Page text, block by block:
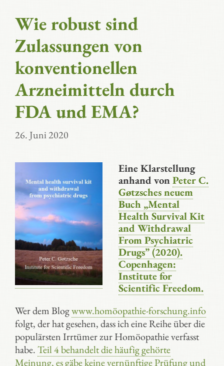
Wie robust sind
Zulassungen von
konventionellen
Arzneimitteln durch
FDA und EMA?
26. Juni 2020
Eine Klarstellung
anhand vonPeter C.
Gøtzsches neuem
Buch „Mental
Health Survival Kit
and Withdrawal
From Psychiatric
Drugs” (2020).
Copenhagen:
Institute for
Scientific Freedom.
Wer dem Blogwww.homöopathie-forschung.info
folgt, der hat gesehen, dass ich eine Reihe über die
populärsten Irrtümer zur Homöopathie verfasst
habe.Teil 4 behandelt die häufig gehörte
Meinung, es gäbe keine vernünftige Prüfung und